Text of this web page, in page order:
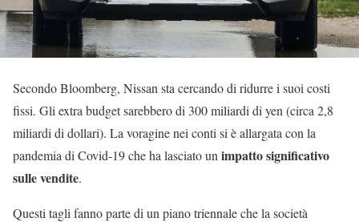
Secondo Bloomberg, Nissan sta cercando di ridurre i suoi costi
fissi. Gli extra budget sarebbero di 300 miliardi di yen (circa 2,8
miliardi di dollari). La voragine nei conti si è allargata con la
pandemia di Covid-19 che ha lasciato un impatto significativo
sulle vendite.
Questi tagli fanno parte di un piano triennale che la società